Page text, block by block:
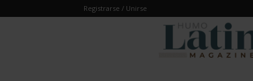
Registrarse / Unirse